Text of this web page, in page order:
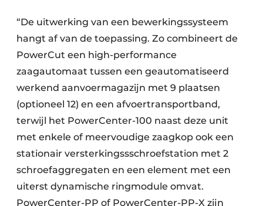
“De uitwerking van een bewerkingssysteem
hangt af van de toepassing. Zo combineert de
PowerCut een high-performance
zaagautomaat tussen een geautomatiseerd
werkend aanvoermagazijn met 9 plaatsen
(optioneel 12) en een afvoertransportband,
terwijl het PowerCenter-100 naast deze unit
met enkele of meervoudige zaagkop ook een
stationair versterkingssschroefstation met 2
schroefaggregaten en een element met een
uiterst dynamische ringmodule omvat.
PowerCenter-PP of PowerCenter-PP-X zijn